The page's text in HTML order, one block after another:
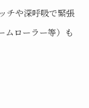
チや深呼吸で緊張
ムローラー等）も